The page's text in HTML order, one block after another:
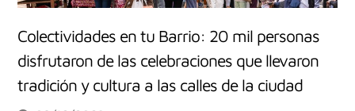
Colectividades en tu Barrio: 20 mil personas
disfrutaron de las celebraciones que llevaron
tradición y cultura a las calles de la ciudad